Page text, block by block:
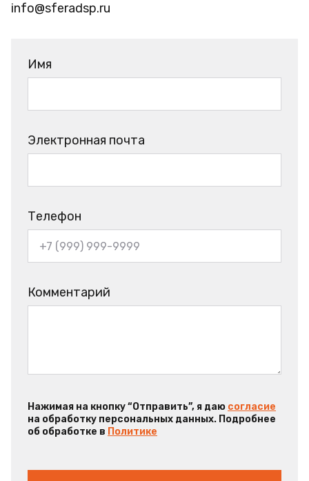
info@sferadsp.ru
Имя
Электронная почта
Телефон
Комментарий
Нажимая на кнопку “Отправить”, я даю согласие
на обработку персональных данных. Подробнее
об обработке в Политике